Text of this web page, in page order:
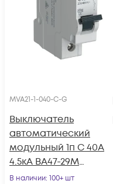
MVA21-1-040-C-G
Выключатель
автоматический
модульный 1п C 40А
4.5кА ВА47-29М
GENERICA MVA21-1-
В наличии: 100+ шт